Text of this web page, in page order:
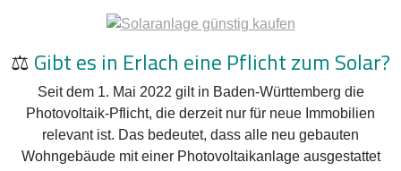
⚖️Gibt es in Erlach eine Pflicht zum Solar?
Seit dem 1. Mai 2022 gilt in Baden-Württemberg die
Photovoltaik-Pflicht, die derzeit nur für neue Immobilien
relevant ist. Das bedeutet, dass alle neu gebauten
Wohngebäude mit einer Photovoltaikanlage ausgestattet